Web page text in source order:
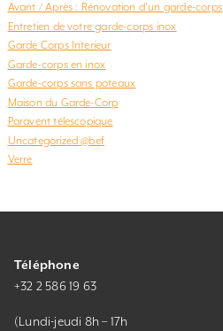
Avant / Après : Rénovation d'un garde-corps
Entretien de votre garde-corps inox
Garde Corps Interieur
Garde-corps en inox
Garde-corps sans poteaux
Maison du Garde-Corp
Paravent télescopique
Uncategorized @bef
Verre
Téléphone
+32 2 586 19 63
(Lundi-jeudi 8h – 17h